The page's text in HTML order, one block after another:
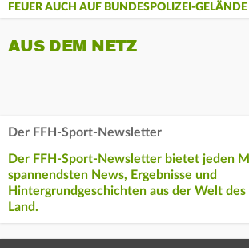
FEUER AUCH AUF BUNDESPOLIZEI-GELÄNDE
AUS DEM NETZ
Der FFH-Sport-Newsletter
Der FFH-Sport-Newsletter bietet jeden
spannendsten News, Ergebnisse und
Hintergrundgeschichten aus der Welt des
Land.